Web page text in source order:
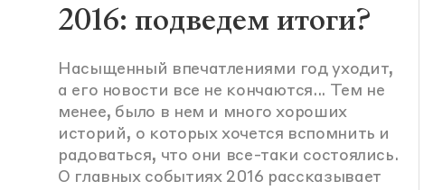
2016: подведем итоги?
Насыщенный впечатлениями год уходит,
а его новости все не кончаются... Тем не
менее, было в нем и много хороших
историй, о которых хочется вспомнить и
радоваться, что они все-таки состоялись.
О главных событиях 2016 рассказывает